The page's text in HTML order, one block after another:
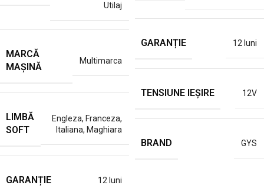
Utilaj
MARCĂ
MAȘINĂ
Multimarca
LIMBĂ
SOFT
Engleza, Franceza,
Italiana, Maghiara
GARANȚIE 12 luni
GARANȚIE 12 luni
TENSIUNE IEȘIRE 12V
BRAND GYS